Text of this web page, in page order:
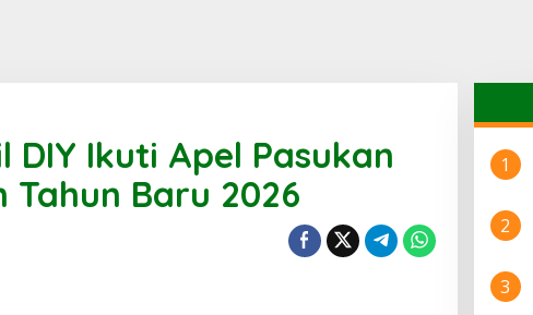
DIY Ikuti Apel Pasukan
Tahun Baru 2026
1
2
3